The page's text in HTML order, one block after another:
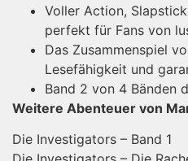
Voller Action,
perfekt für Fans von
Das Zusammenspiel
Lesefähigkeit und
Band 2 von 4 Bänden
Weitere Abenteuer von
Die Investigators – Band 1